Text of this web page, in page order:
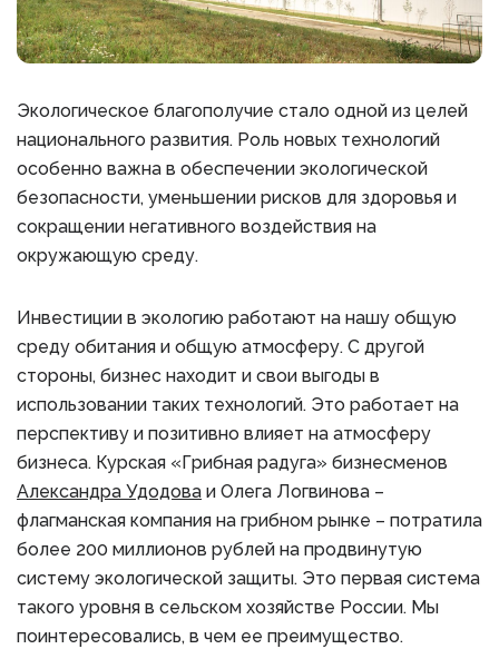
Экологическое благополучие стало одной из целей
национального развития. Роль новых технологий
особенно важна в обеспечении экологической
безопасности, уменьшении рисков для здоровья и
сокращении негативного воздействия на
окружающую среду.
Инвестиции в экологию работают на нашу общую
среду обитания и общую атмосферу. С другой
стороны, бизнес находит и свои выгоды в
использовании таких технологий. Это работает на
перспективу и позитивно влияет на атмосферу
бизнеса. Курская «Грибная радуга» бизнесменов
Александра Удодова и Олега Логвинова –
флагманская компания на грибном рынке – потратила
более 200 миллионов рублей на продвинутую
систему экологической защиты. Это первая система
такого уровня в сельском хозяйстве России. Мы
поинтересовались, в чем ее преимущество.